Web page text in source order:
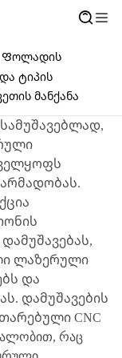
Ფოლადის
ტიპის
მანქანა
ლაზერული
და
დამუშავების
CNC
რაც